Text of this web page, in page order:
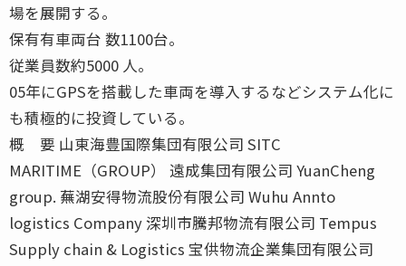
場を展開する。
保有有車両台 数1100台。
従業員数約5000 人。
05年にGPSを搭載した車両を導入するなどシステム化に
も積極的に投資している。
概 要 山東海豊国際集団有限公司 SITC
MARITIME（GROUP） 遠成集団有限公司 YuanCheng
group. 蕪湖安得物流股份有限公司 Wuhu Annto
logistics Company 深圳市騰邦物流有限公司 Tempus
Supply chain & Logistics 宝供物流企業集団有限公司